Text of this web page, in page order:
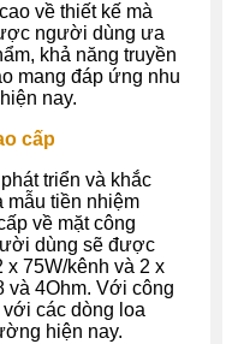
về thiết kế mà
người dùng ưa
khả năng truyền
mang đáp ứng nhu
nay.
cấp
triển và khắc
mẫu tiền nhiệm
về mặt công
dùng sẽ được
x 75W/kênh và 2 x
và 4Ohm. Với công
các dòng loa
hiện nay.